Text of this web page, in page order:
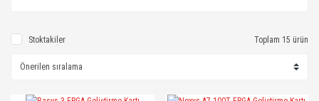
Stoktakiler Toplam 15 ürün